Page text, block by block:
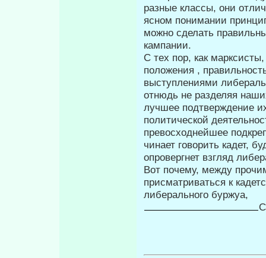
разные классы, они
ясном понимании
можно сделать
кампа­нии.
С тех пор, как
поло­жения ,
выступлениями
отнюдь не разделяя
лучшее подтверждение
политической
превосходнейшее
чинает говорить кадет,
опровергнет взгляд
Вот почему, между
присматриваться к
либерального буржуа,